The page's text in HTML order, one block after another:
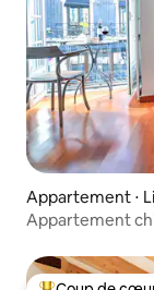
Appartement ⋅
Appartement